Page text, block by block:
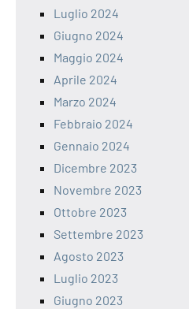
Luglio 2024
Giugno 2024
Maggio 2024
Aprile 2024
Marzo 2024
Febbraio 2024
Gennaio 2024
Dicembre 2023
Novembre 2023
Ottobre 2023
Settembre 2023
Agosto 2023
Luglio 2023
Giugno 2023